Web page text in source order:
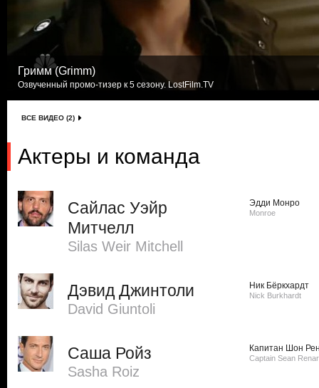
Гримм (Grimm)
Озвученный промо-тизер к 5 сезону. LostFilm.TV
ВСЕ ВИДЕО (2)
Актеры и команда
Сайлас Уэйр
Митчелл
Silas Weir Mitchell
Эдди Монро
Monroe
Дэвид Джинтоли
David Giuntoli
Ник Бёркхардт
Nick Burkhardt
Саша Ройз
Sasha Roiz
Капитан Шон
Captain Sean